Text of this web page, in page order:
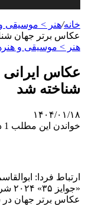
خانه/هنر > موسیقی
عکاس برتر جهان
هنر > موسیقی و
شناخته شد
۱۴۰۴/۰۱/۱۸
خواندن این مطلب 1 دقیقه زمان میبرد
ارتباط فردا:
عکاس برتر جهان در